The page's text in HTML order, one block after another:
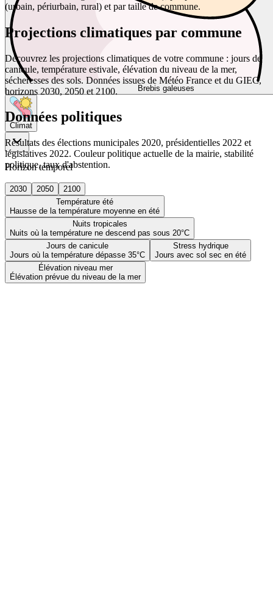
Brebis galeuses
Climat
Horizon temporel
2030 2050
2100
Température été
Hausse de la température moyenne en été
Nuits tropicales
Nuits où la température ne descend pas sous 20°C
Jours de canicule
Jours où la température dépasse 35°C
Stress hydrique
Jours avec sol sec en été
Élévation niveau mer
Élévation prévue du niveau de la mer
(urbain, périurbain, rural) et par taille de commune.
Projections climatiques par commune
Découvrez les projections climatiques de votre commune : jours de
canicule, température estivale, élévation du niveau de la mer,
sécheresses des sols. Données issues de Météo France et du GIEC,
horizons 2030, 2050 et 2100.
Données politiques
Résultats des élections municipales 2020, présidentielles 2022 et
législatives 2022. Couleur politique actuelle de la mairie, stabilité
politique, taux d'abstention.